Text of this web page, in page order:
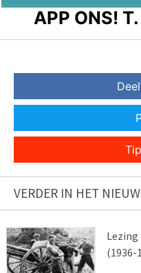
APP ONS! T.
VERDER IN HET
Lezing
(1936-